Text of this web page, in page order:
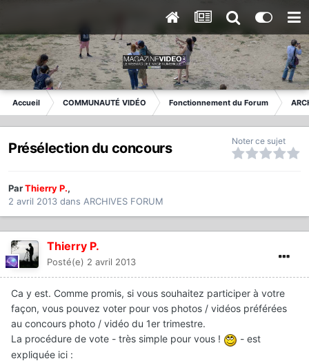
Accueil COMMUNAUTÉ VIDÉO Fonctionnement du Forum
Présélection du concours Noter ce sujet
ParThierry P.,
2 avril 2013 dans ARCHIVES FORUM
Thierry P.
Posté(e) 2 avril 2013
Ca y est. Comme promis, si vous souhaitez participer à votre
façon, vous pouvez voter pour vos photos / vidéos préférées
au concours photo / vidéo du 1er trimestre.
La procédure de vote - très simple pour vous !
- est
expliquée ici :